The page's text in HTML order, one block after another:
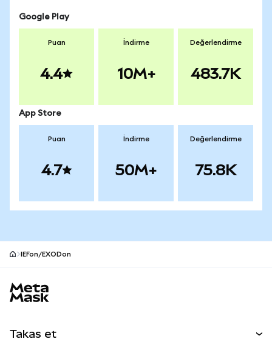
Google Play
Puan
4.4
İndirme
10M+
Değerlendirme
483.7K
App Store
Puan
4.7
İndirme
50M+
Değerlendirme
75.8K
IEFon/EXODon
Takas et